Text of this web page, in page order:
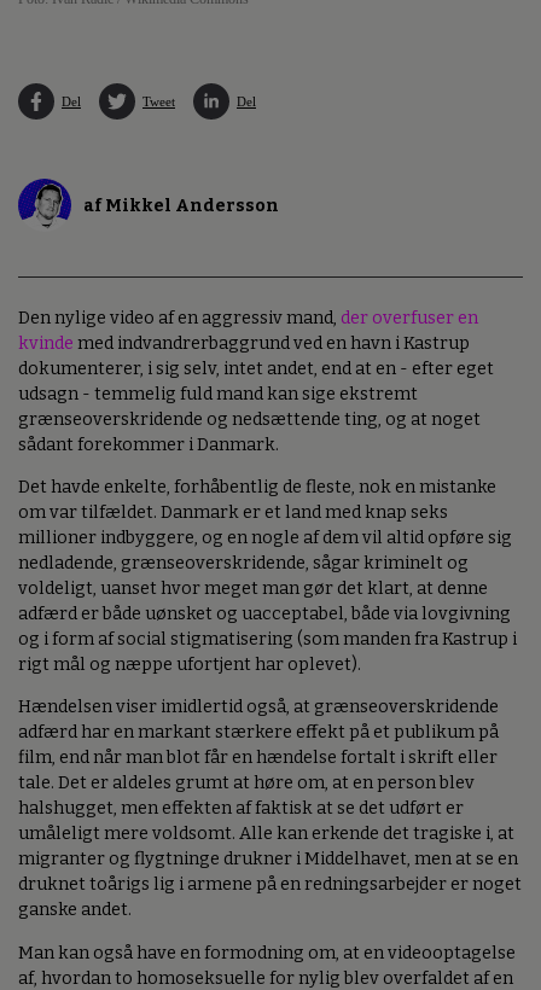
Del Tweet Del
af Mikkel Andersson
Den nylige video af en aggressiv mand, der overfuser en
kvinde med indvandrerbaggrund ved en havn i Kastrup
dokumenterer, i sig selv, intet andet, end at en - efter eget
udsagn - temmelig fuld mand kan sige ekstremt
grænseoverskridende og nedsættende ting, og at noget
sådant forekommer i Danmark.
Det havde enkelte, forhåbentlig de fleste, nok en mistanke
om var tilfældet. Danmark er et land med knap seks
millioner indbyggere, og en nogle af dem vil altid opføre sig
nedladende, grænseoverskridende, sågar kriminelt og
voldeligt, uanset hvor meget man gør det klart, at denne
adfærd er både uønsket og uacceptabel, både via lovgivning
og i form af social stigmatisering (som manden fra Kastrup i
rigt mål og næppe ufortjent har oplevet).
Hændelsen viser imidlertid også, at grænseoverskridende
adfærd har en markant stærkere effekt på et publikum på
film, end når man blot får en hændelse fortalt i skrift eller
tale. Det er aldeles grumt at høre om, at en person blev
halshugget, men effekten af faktisk at se det udført er
umåleligt mere voldsomt. Alle kan erkende det tragiske i, at
migranter og flygtninge drukner i Middelhavet, men at se en
druknet toårigs lig i armene på en redningsarbejder er noget
ganske andet.
Man kan også have en formodning om, at en videooptagelse
af, hvordan to homoseksuelle for nylig blev overfaldet af en